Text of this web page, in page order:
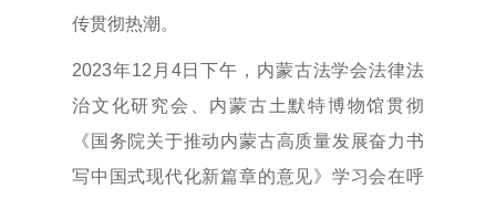
传贯彻热潮。
2023年12月4日下午，内蒙古法学会法律法
治文化研究会、内蒙古土默特博物馆贯彻
《国务院关于推动内蒙古高质量发展奋力书
写中国式现代化新篇章的意见》学习会在呼